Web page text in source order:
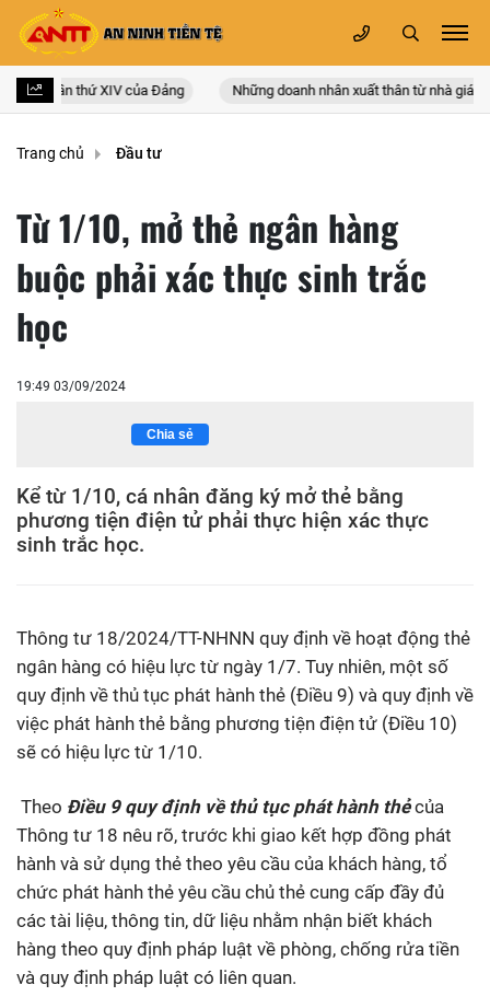
lần thứ XIV của Đảng Những doanh nhân xuất thân từ nhà giáo
Trang chủ Đầu tư
Từ 1/10, mở thẻ ngân hàng
buộc phải xác thực sinh trắc
học
19:49 03/09/2024
Chia sẻ
Kể từ 1/10, cá nhân đăng ký mở thẻ bằng
phương tiện điện tử phải thực hiện xác thực
sinh trắc học.
Thông tư 18/2024/TT-NHNN quy định về hoạt động thẻ
ngân hàng có hiệu lực từ ngày 1/7. Tuy nhiên, một số
quy định về thủ tục phát hành thẻ (Điều 9) và quy định về
việc phát hành thẻ bằng phương tiện điện tử (Điều 10)
sẽ có hiệu lực từ 1/10.
Theo Điều 9 quy định về thủ tục phát hành thẻcủa
Thông tư 18 nêu rõ, trước khi giao kết hợp đồng phát
hành và sử dụng thẻ theo yêu cầu của khách hàng, tổ
chức phát hành thẻ yêu cầu chủ thẻ cung cấp đầy đủ
các tài liệu, thông tin, dữ liệu nhằm nhận biết khách
hàng theo quy định pháp luật về phòng, chống rửa tiền
và quy định pháp luật có liên quan.